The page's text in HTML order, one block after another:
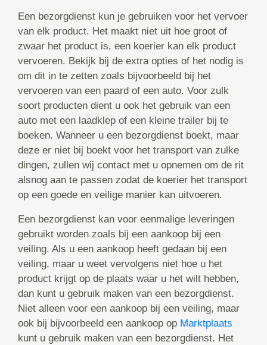
Een bezorgdienst kun je gebruiken voor het vervoer
van elk product. Het maakt niet uit hoe groot of
zwaar het product is, een koerier kan elk product
vervoeren. Bekijk bij de extra opties of het nodig is
om dit in te zetten zoals bijvoorbeeld bij het
vervoeren van een paard of een auto. Voor zulk
soort producten dient u ook het gebruik van een
auto met een laadklep of een kleine trailer bij te
boeken. Wanneer u een bezorgdienst boekt, maar
deze er niet bij boekt voor het transport van zulke
dingen, zullen wij contact met u opnemen om de rit
alsnog aan te passen zodat de koerier het transport
op een goede en veilige manier kan uitvoeren.
Een bezorgdienst kan voor eenmalige leveringen
gebruikt worden zoals bij een aankoop bij een
veiling. Als u een aankoop heeft gedaan bij een
veiling, maar u weet vervolgens niet hoe u het
product krijgt op de plaats waar u het wilt hebben,
dan kunt u gebruik maken van een bezorgdienst.
Niet alleen voor een aankoop bij een veiling, maar
ook bij bijvoorbeeld een aankoop op Marktplaats
kunt u gebruik maken van een bezorgdienst. Het